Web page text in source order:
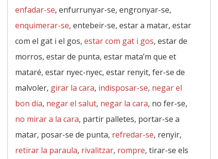
enfadar-se, enfurrunyar-se, engronyar-se,
enquimerar-se, entebeir-se, estar a matar, estar
com el gat i el gos, estar com gat i gos, estar de
morros, estar de punta, estar mata’m que et
mataré, estar nyec-nyec, estar renyit, fer-se de
malvoler, girar la cara, indisposar-se, negar el
bon dia, negar el salut, negar la cara, no fer-se,
no mirar a la cara, partir palletes, portar-se a
matar, posar-se de punta, refredar-se, renyir,
retirar la paraula, rivalitzar, rompre, tirar-se els